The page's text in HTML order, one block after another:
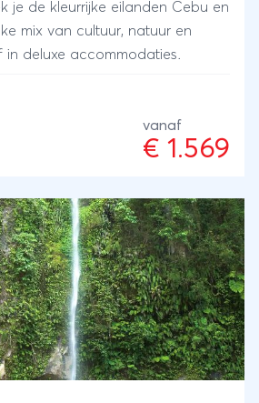
je de kleurrijke eilanden Cebu en
mix van cultuur, natuur en
in deluxe accommodaties.
vanaf
€ 1.569